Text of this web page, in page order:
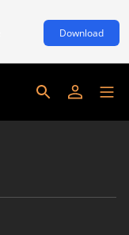
Download